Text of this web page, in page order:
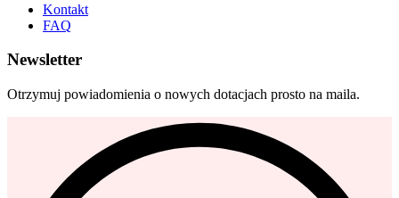
Kontakt
FAQ
Newsletter
Otrzymuj powiadomienia o nowych dotacjach prosto na maila.